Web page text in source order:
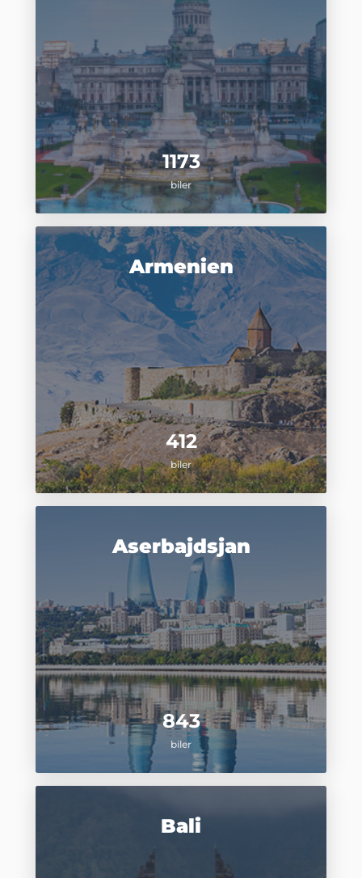
1173
biler
412
biler
Armenien
843
biler
Aserbajdsjan
Bali